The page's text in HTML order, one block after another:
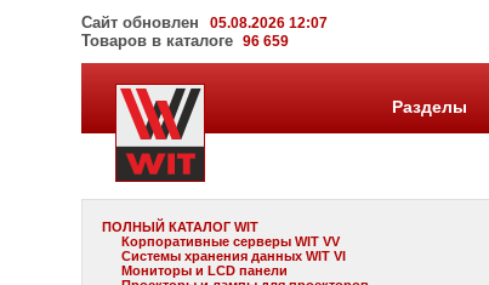
Сайт обновлен 05.08.2026 12:07
Товаров в каталоге96 659
Разделы
ПОЛНЫЙ КАТАЛОГ WIT
Корпоративные серверы WIT VV
Системы хранения данных WIT VI
Мониторы и LCD панели